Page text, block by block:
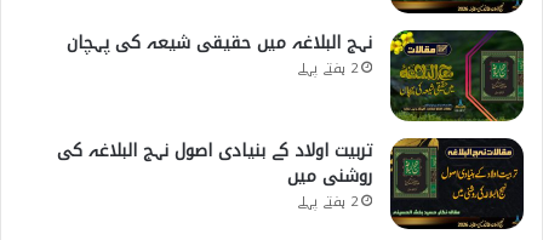
نہج البلاغہ میں حقیقی شیعہ کی پہچان
2 ہفتے پہلے
تربیت اولاد کے بنیادی اصول نہج البلاغہ کی
روشنی میں
2 ہفتے پہلے